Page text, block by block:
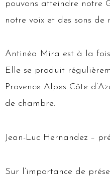
pouvons atteindre notre
notre voix et des sons de
Antinéa Mira est à la
Elle se produit
Provence Alpes Côte
de chambre.
Jean-Luc Hernandez –
Sur l’importance de